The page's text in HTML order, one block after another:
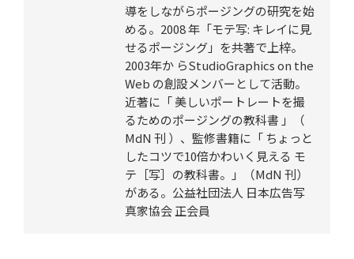
導をしながらポージングの研究を始
める。2008 年「モテ写: キレイに見
せるポージング」を共著で上梓。
2003年か らStudioGraphics on the
Web の創設メンバーとして活動。
近著に「 美しいポートレートを撮
るためのポージングの教科書 」（
MdN 刊 ）、監修書籍に「 ちょっと
したコツで10倍かわいく見える モ
テ［写］の教科書。」（MdN 刊）
がある。公益社団法人 日本広告写
真家協会 正会員